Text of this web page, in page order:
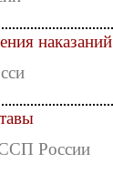
наказаний
России